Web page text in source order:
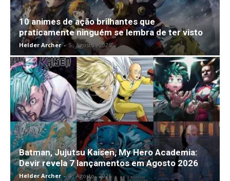
10 animes de ação brilhantes que
praticamente ninguém se lembra de ter visto
Helder Archer - 5 , Agosto , 2026
Batman, Jujutsu Kaisen, My Hero Academia:
Devir revela 7 lançamentos em Agosto 2026
Helder Archer - 4 , Agosto , 2026